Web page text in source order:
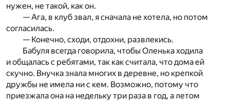
нужен, не такой, как он.
— Ага, в клуб звал, я сначала не хотела, но потом
согласилась.
— Конечно, сходи, отдохни, развлекись.
Бабуля всегда говорила, чтобы Оленька ходила
и общалась с ребятами, так как считала, что дома ей
скучно. Внучка знала многих в деревне, но крепкой
дружбы не имела ни с кем. Возможно, потому что
приезжала она на недельку три раза в год, а летом